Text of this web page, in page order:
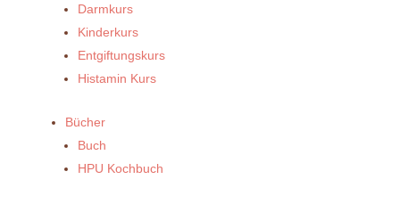
Darmkurs
Kinderkurs
Entgiftungskurs
Histamin Kurs
Bücher
Buch
HPU Kochbuch